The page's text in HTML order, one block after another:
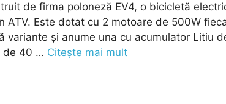
de firma poloneză EV4, o bicicletă
ATV. Este dotat cu 2 motoare de 500W
variante și anume una cu acumulator Litiu
de 40 … Citește mai mult